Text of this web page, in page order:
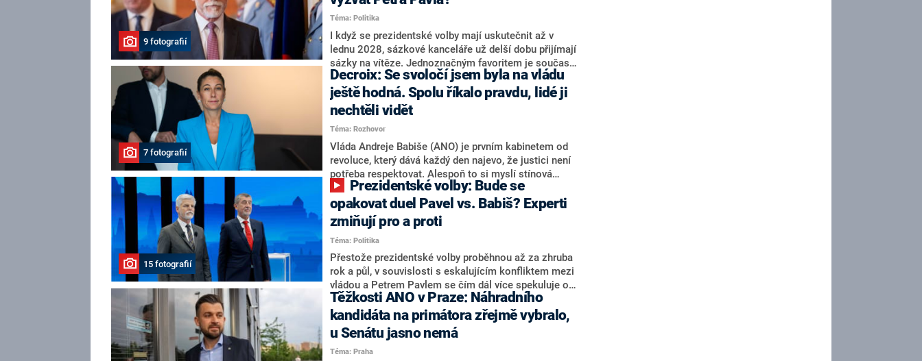
součástí klubu ODS a TOP 09. Hraba to na dotaz
redakce nevyloučil. Předseda klubu senátorů ODS
Zdeněk Nytra redakci řekl, že počítá s odchodem
některých senátorů z klubu a že Naše Česko není
nepřítel, ale soupeř.
9 fotografií
Téma: Politika
I když se prezidentské volby mají uskutečnit až v
lednu 2028, sázkové kanceláře už delší dobu přijímají
sázky na vítěze. Jednoznačným favoritem je současná
hlava státu Petr Pavel. Daleko za ním pak bookmakeři
zmiňují dva výrazné politiky ANO, tedy premiéra
Andreje Babiše a ministra průmyslu Karla Havlíčka.
Oblíbeným tipem samotných sázkařů je poslanec za
Motoristy Filip Turek. Politolog Jan Kubáček nicméně
o případné kandidatuře kohokoliv ze zmíněné trojice
značně pochybuje. Podle něj současná koalice dosud
nemá osobu, která by Pavlovi mohla konkurovat.
7 fotografií
Decroix: Se svoločí jsem byla na vládu
ještě hodná. Spolu říkalo pravdu, lidé ji
nechtěli vidět
Téma: Rozhovor
Vláda Andreje Babiše (ANO) je prvním kabinetem od
revoluce, který dává každý den najevo, že justici není
potřeba respektovat. Alespoň to si myslí stínová
ministryně spravedlnosti ODS Eva Decroix. V
rozhovoru pro CNN Prima NEWS si nebrala servítky
ohledně politického výkonu svého nástupce Jeronýma
Tejce (za ANO) či vládní zmocněnkyně pro lidská
práva Taťány Malé (ANO). Označením „svoloč“ na
adresu vlády prý byla ještě hodná. Decroix se také
vrátila k volební porážce koalice Spolu či promluvila o
hnutí Naše Česko Martina Kuby.
15 fotografií
opakovat duel Pavel vs. Babiš? Experti
zmiňují pro a proti
Téma: Politika
Přestože prezidentské volby proběhnou až za zhruba
rok a půl, v souvislosti s eskalujícím konfliktem mezi
vládou a Petrem Pavlem se čím dál více spekuluje o
tom, koho by do bitvy o Hrad mohla vyslat současná
koalice. Někteří političtí komentátoři znovu vytahují
jméno premiéra Andreje Babiše (ANO). Jak moc je
pravděpodobné, že se v prezidentských volbách 2028
bude znovu opakovat souboj z roku 2023?
Těžkosti ANO v Praze: Náhradního
kandidáta na primátora zřejmě vybralo,
u Senátu jasno nemá
Téma: Praha